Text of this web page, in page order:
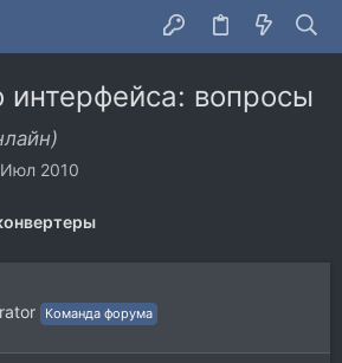
интерфейса: вопросы
2010
Команда форума